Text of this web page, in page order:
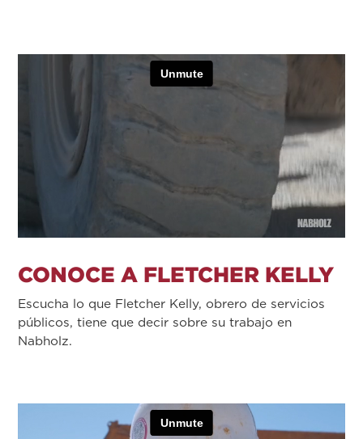
CONOCE A FLETCHER KELLY
Escucha lo que Fletcher Kelly, obrero de servicios
públicos, tiene que decir sobre su trabajo en
Nabholz.